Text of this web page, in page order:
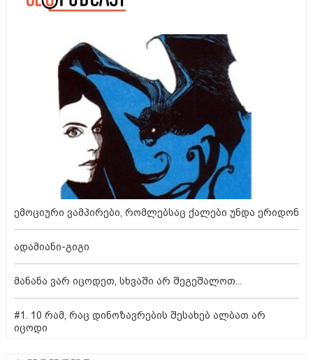
ემოციური ვამპირები, რომლებსაც ქალები უნდა ერიდონ
ადამიანი-გიგი
მანანა ვარ იცოდეთ, სხვაში არ შეგეშალოთ...
#1. 10 რამ, რაც დინოზავრების შესახებ ალბათ არ
იცოდი